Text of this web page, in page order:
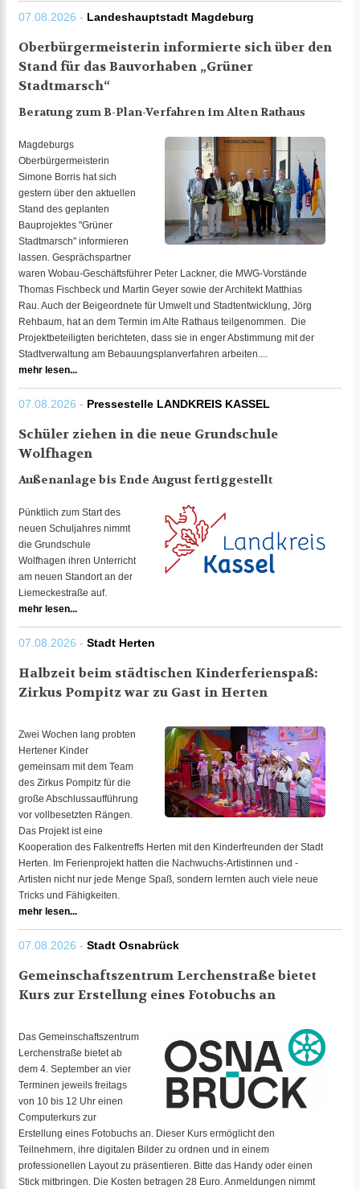
07.08.2026 - Landeshauptstadt Magdeburg
Oberbürgermeisterin informierte sich über den
Stand für das Bauvorhaben „Grüner
Stadtmarsch“
Beratung zum B-Plan-Verfahren im Alten Rathaus
Magdeburgs
Oberbürgermeisterin
Simone Borris hat sich
gestern über den aktuellen
Stand des geplanten
Bauprojektes "Grüner
Stadtmarsch" informieren
lassen. Gesprächspartner
waren Wobau-Geschäftsführer Peter Lackner, die MWG-Vorstände
Thomas Fischbeck und Martin Geyer sowie der Architekt Matthias
Rau. Auch der Beigeordnete für Umwelt und Stadtentwicklung, Jörg
Rehbaum, hat an dem Termin im Alte Rathaus teilgenommen. Die
Projektbeteiligten berichteten, dass sie in enger Abstimmung mit der
Stadtverwaltung am Bebauungsplanverfahren arbeiten....
mehr lesen...
07.08.2026 - Pressestelle LANDKREIS KASSEL
Schüler ziehen in die neue Grundschule
Wolfhagen
Außenanlage bis Ende August fertiggestellt
Pünktlich zum Start des
neuen Schuljahres nimmt
die Grundschule
Wolfhagen ihren Unterricht
am neuen Standort an der
Liemeckestraße auf.
mehr lesen...
07.08.2026 - Stadt Herten
Halbzeit beim städtischen Kinderferienspaß:
Zirkus Pompitz war zu Gast in Herten
Zwei Wochen lang probten
Hertener Kinder
gemeinsam mit dem Team
des Zirkus Pompitz für die
große Abschlussaufführung
vor vollbesetzten Rängen.
Das Projekt ist eine
Kooperation des Falkentreffs Herten mit den Kinderfreunden der Stadt
Herten. Im Ferienprojekt hatten die Nachwuchs-Artistinnen und -
Artisten nicht nur jede Menge Spaß, sondern lernten auch viele neue
Tricks und Fähigkeiten.
mehr lesen...
07.08.2026 - Stadt Osnabrück
Gemeinschaftszentrum Lerchenstraße bietet
Kurs zur Erstellung eines Fotobuchs an
Das Gemeinschaftszentrum
Lerchenstraße bietet ab
dem 4. September an vier
Terminen jeweils freitags
von 10 bis 12 Uhr einen
Computerkurs zur
Erstellung eines Fotobuchs an. Dieser Kurs ermöglicht den
Teilnehmern, ihre digitalen Bilder zu ordnen und in einem
professionellen Layout zu präsentieren. Bitte das Handy oder einen
Stick mitbringen. Die Kosten betragen 28 Euro. Anmeldungen nimmt